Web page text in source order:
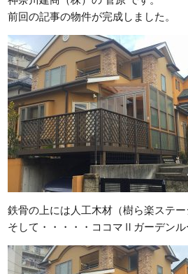
前回の記事の物件が完成しました。
鉄骨の上には人工木材（樹ら楽ステ
そして・・・・・ココマⅡガーデンル